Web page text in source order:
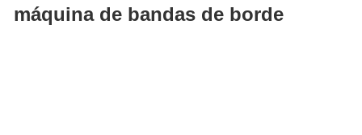
máquina de bandas de borde